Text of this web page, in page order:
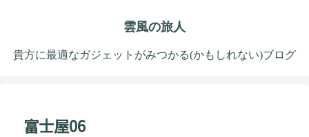
雲風の旅人
貴方に最適なガジェットがみつかる(かもしれない)ブログ
富士屋06